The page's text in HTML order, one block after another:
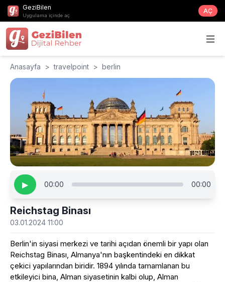
GeziBilen
Uygulama içinde aç
AÇ
Anasayfa > travelpoint > berlin
▶ 00:00 00:00
Reichstag Binası
03.01.2024 11:00
Berlin'in siyasi merkezi ve tarihi açıdan önemli bir yapı olan
Reichstag Binası, Almanya'nın başkentindeki en dikkat
çekici yapılarından biridir. 1894 yılında tamamlanan bu
etkileyici bina, Alman siyasetinin kalbi olup, Alman